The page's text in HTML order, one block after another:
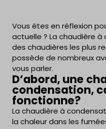
Vous êtes en réflexion
actuelle ? La chaudière
des chaudières les plus
possède de nombreux
vous parler.
D’abord, une
condensation,
fonctionne?
La chaudière à
la chaleur dans les